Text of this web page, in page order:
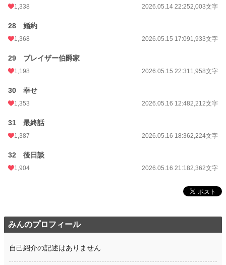
1,338 2026.05.14 22:252,003文字
28 婚約
1,368 2026.05.15 17:091,933文字
29 ブレイザー伯爵家
1,198 2026.05.15 22:311,958文字
30 幸せ
1,353 2026.05.16 12:482,212文字
31 最終話
1,387 2026.05.16 18:362,224文字
32 後日談
1,904 2026.05.16 21:182,362文字
みんのプロフィール
自己紹介の記述はありません